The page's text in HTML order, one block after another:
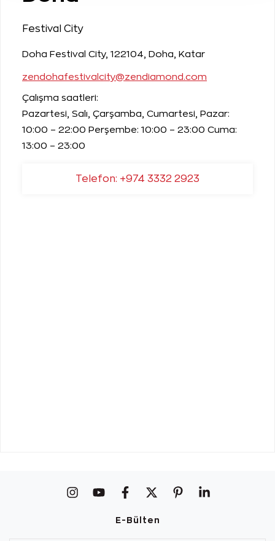
Festival City
Doha Festival City, 122104, Doha, Katar
zendohafestivalcity@zendiamond.com
Çalışma saatleri:
Pazartesi, Salı, Çarşamba, Cumartesi, Pazar:
10:00 – 22:00 Perşembe: 10:00 – 23:00 Cuma:
13:00 – 23:00
Telefon: +974 3332 2923
E-Bülten